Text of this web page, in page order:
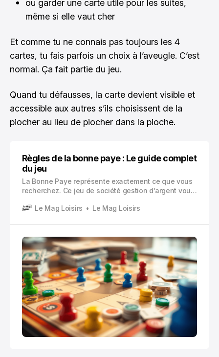
ou garder une carte utile pour les suites,
même si elle vaut cher
Et comme tu ne connais pas toujours les 4
cartes, tu fais parfois un choix à l’aveugle. C’est
normal. Ça fait partie du jeu.
Quand tu défausses, la carte devient visible et
accessible aux autres s’ils choisissent de la
piocher au lieu de piocher dans la pioche.
Règles de la bonne paye : Le guide complet
du jeu
La Bonne Paye représente exactement ce que vous
recherchez. Ce jeu de société gestion d’argent vous
financière, sans les complications des transactions
Le Mag Loisirs Le Mag Loisirs